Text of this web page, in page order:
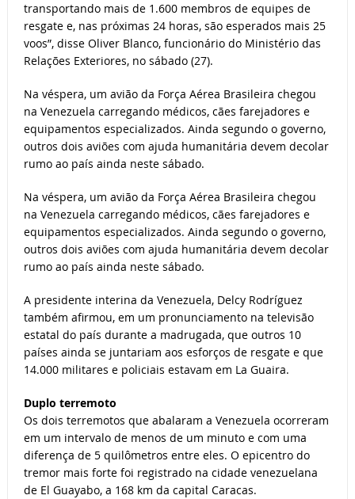
transportando mais de 1.600 membros de equipes de
resgate e, nas próximas 24 horas, são esperados mais 25
voos”, disse Oliver Blanco, funcionário do Ministério das
Relações Exteriores, no sábado (27).
Na véspera, um avião da Força Aérea Brasileira chegou
na Venezuela carregando médicos, cães farejadores e
equipamentos especializados. Ainda segundo o governo,
outros dois aviões com ajuda humanitária devem decolar
rumo ao país ainda neste sábado.
Na véspera, um avião da Força Aérea Brasileira chegou
na Venezuela carregando médicos, cães farejadores e
equipamentos especializados. Ainda segundo o governo,
outros dois aviões com ajuda humanitária devem decolar
rumo ao país ainda neste sábado.
A presidente interina da Venezuela, Delcy Rodríguez
também afirmou, em um pronunciamento na televisão
estatal do país durante a madrugada, que outros 10
países ainda se juntariam aos esforços de resgate e que
14.000 militares e policiais estavam em La Guaira.
Duplo terremoto
Os dois terremotos que abalaram a Venezuela ocorreram
em um intervalo de menos de um minuto e com uma
diferença de 5 quilômetros entre eles. O epicentro do
tremor mais forte foi registrado na cidade venezuelana
de El Guayabo, a 168 km da capital Caracas.